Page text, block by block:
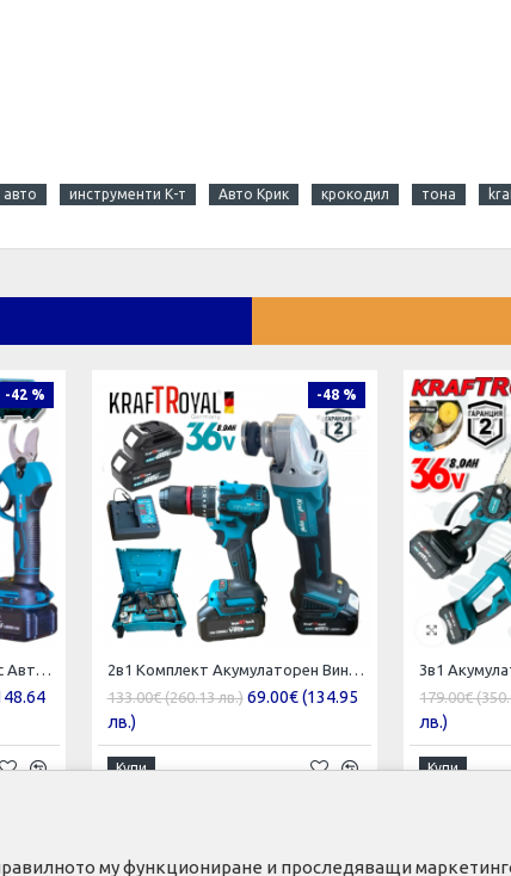
авто инструменти К-т Авто Крик крокодил тона
-42 %
2в1 Акумулаторна Резачка с Автоматично Смазване на Веригата и Лозарска Ножица за Клони 36V 8,0AH KRAFTROYAL 2 батерии в куфар
-48 %
2в1 Комплект Акумулаторен Винтоверт и Ъглошлайф 36V 8,0Ah KRAFTROYAL Безчетков Ударен 2 батерии
133.00€ (260.13 лв.) 69.00€ (134.95
лв.)
Купи
179.00€
лв.)
Купи
му функциониране и проследяващи